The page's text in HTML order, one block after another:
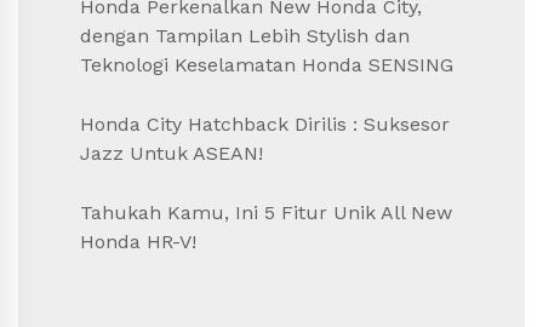
Honda Perkenalkan New Honda City,
dengan Tampilan Lebih Stylish dan
Teknologi Keselamatan Honda SENSING
Honda City Hatchback Dirilis : Suksesor
Jazz Untuk ASEAN!
Tahukah Kamu, Ini 5 Fitur Unik All New
Honda HR-V!